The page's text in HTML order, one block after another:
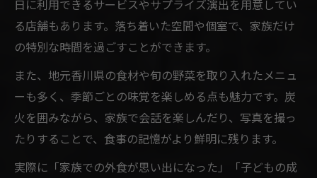
日に利用できるサービスやサプライズ演出を用意してい
る店舗もあります。落ち着いた空間や個室で、家族だけ
の特別な時間を過ごすことができます。
また、地元香川県の食材や旬の野菜を取り入れたメニュ
ーも多く、季節ごとの味覚を楽しめる点も魅力です。炭
火を囲みながら、家族で会話を楽しんだり、写真を撮っ
たりすることで、食事の記憶がより鮮明に残ります。
実際に「家族での外食が思い出になった」「子どもの成